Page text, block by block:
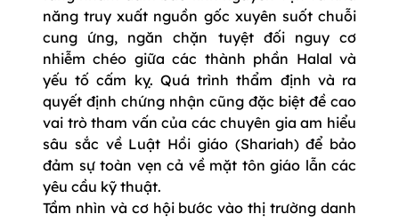
năng truy xuất nguồn gốc xuyên suốt chuỗi
cung ứng, ngăn chặn tuyệt đối nguy cơ
nhiễm chéo giữa các thành phần Halal và
yếu tố cấm kỵ. Quá trình thẩm định và ra
quyết định chứng nhận cũng đặc biệt đề cao
vai trò tham vấn của các chuyên gia am hiểu
sâu sắc về Luật Hồi giáo (Shariah) để bảo
đảm sự toàn vẹn cả về mặt tôn giáo lẫn các
yêu cầu kỹ thuật.
Tầm nhìn và cơ hội bước vào thị trường danh